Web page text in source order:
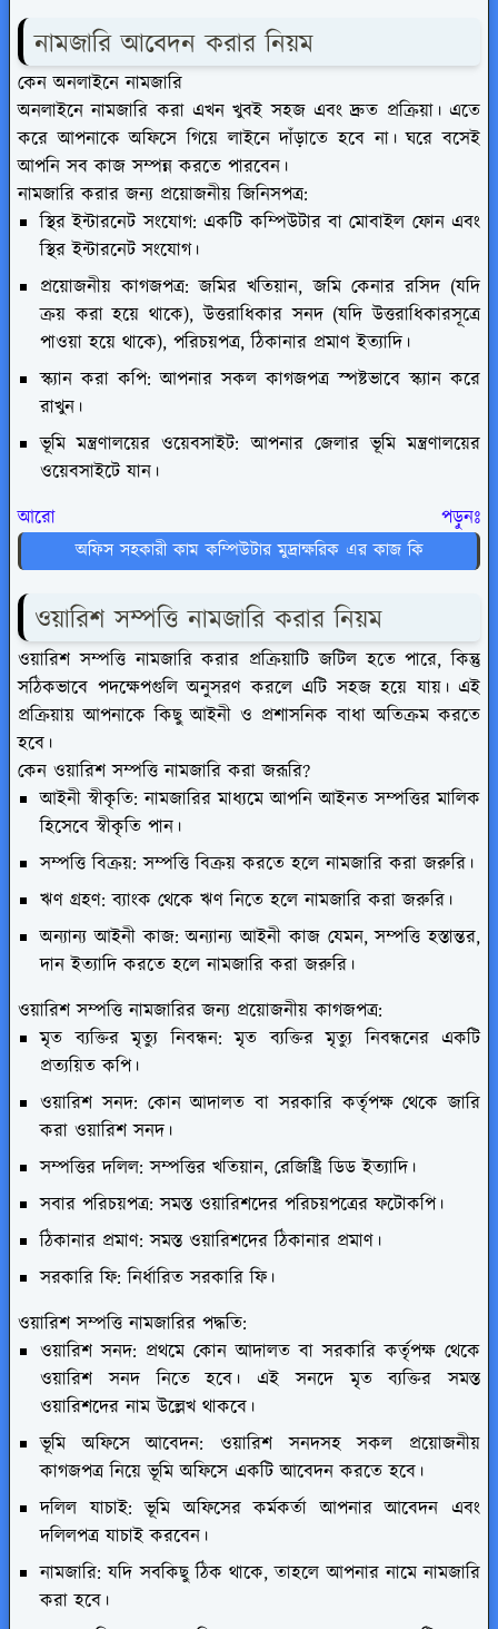
নামজারি আবেদন করার নিয়ম
কেন অনলাইনে নামজারি
অনলাইনে নামজারি করা এখন খুবই সহজ এবং দ্রুত প্রক্রিয়া। এতে
করে আপনাকে অফিসে গিয়ে লাইনে দাঁড়াতে হবে না। ঘরে বসেই
আপনি সব কাজ সম্পন্ন করতে পারবেন।
নামজারি করার জন্য প্রয়োজনীয় জিনিসপত্র:
স্থির ইন্টারনেট সংযোগ: একটি কম্পিউটার বা মোবাইল ফোন এবং
স্থির ইন্টারনেট সংযোগ।
প্রয়োজনীয় কাগজপত্র: জমির খতিয়ান, জমি কেনার রসিদ (যদি
ক্রয় করা হয়ে থাকে), উত্তরাধিকার সনদ (যদি উত্তরাধিকারসূত্রে
পাওয়া হয়ে থাকে), পরিচয়পত্র, ঠিকানার প্রমাণ ইত্যাদি।
স্ক্যান করা কপি: আপনার সকল কাগজপত্র স্পষ্টভাবে স্ক্যান করে
রাখুন।
ভূমি মন্ত্রণালয়ের ওয়েবসাইট: আপনার জেলার ভূমি মন্ত্রণালয়ের
ওয়েবসাইটে যান।
আরো পড়ুনঃ
অফিস সহকারী কাম কম্পিউটার মুদ্রাক্ষরিক এর কাজ কি
ওয়ারিশ সম্পত্তি নামজারি করার নিয়ম
ওয়ারিশ সম্পত্তি নামজারি করার প্রক্রিয়াটি জটিল হতে পারে, কিন্তু
সঠিকভাবে পদক্ষেপগুলি অনুসরণ করলে এটি সহজ হয়ে যায়। এই
প্রক্রিয়ায় আপনাকে কিছু আইনী ও প্রশাসনিক বাধা অতিক্রম করতে
হবে।
কেন ওয়ারিশ সম্পত্তি নামজারি করা জরূরি?
আইনী স্বীকৃতি: নামজারির মাধ্যমে আপনি আইনত সম্পত্তির মালিক
হিসেবে স্বীকৃতি পান।
সম্পত্তি বিক্রয়: সম্পত্তি বিক্রয় করতে হলে নামজারি করা জরুরি।
ঋণ গ্রহণ: ব্যাংক থেকে ঋণ নিতে হলে নামজারি করা জরুরি।
অন্যান্য আইনী কাজ: অন্যান্য আইনী কাজ যেমন, সম্পত্তি হস্তান্তর,
দান ইত্যাদি করতে হলে নামজারি করা জরুরি।
ওয়ারিশ সম্পত্তি নামজারির জন্য প্রয়োজনীয় কাগজপত্র:
মৃত ব্যক্তির মৃত্যু নিবন্ধন: মৃত ব্যক্তির মৃত্যু নিবন্ধনের একটি
প্রত্যয়িত কপি।
ওয়ারিশ সনদ: কোন আদালত বা সরকারি কর্তৃপক্ষ থেকে জারি
করা ওয়ারিশ সনদ।
সম্পত্তির দলিল: সম্পত্তির খতিয়ান, রেজিষ্ট্রি ডিড ইত্যাদি।
সবার পরিচয়পত্র: সমস্ত ওয়ারিশদের পরিচয়পত্রের ফটোকপি।
ঠিকানার প্রমাণ: সমস্ত ওয়ারিশদের ঠিকানার প্রমাণ।
সরকারি ফি: নির্ধারিত সরকারি ফি।
ওয়ারিশ সম্পত্তি নামজারির পদ্ধতি:
ওয়ারিশ সনদ: প্রথমে কোন আদালত বা সরকারি কর্তৃপক্ষ থেকে
ওয়ারিশ সনদ নিতে হবে। এই সনদে মৃত ব্যক্তির সমস্ত
ওয়ারিশদের নাম উল্লেখ থাকবে।
ভূমি অফিসে আবেদন: ওয়ারিশ সনদসহ সকল প্রয়োজনীয়
কাগজপত্র নিয়ে ভূমি অফিসে একটি আবেদন করতে হবে।
দলিল যাচাই: ভূমি অফিসের কর্মকর্তা আপনার আবেদন এবং
দলিলপত্র যাচাই করবেন।
নামজারি: যদি সবকিছু ঠিক থাকে, তাহলে আপনার নামে নামজারি
করা হবে।